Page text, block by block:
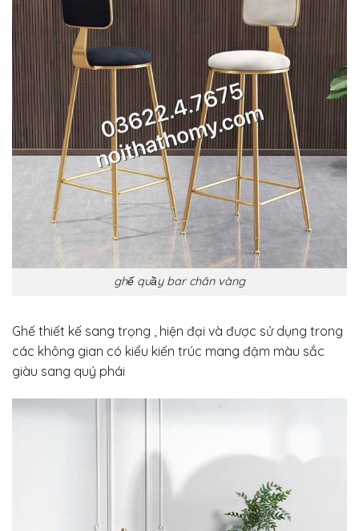
ghế quầy bar chân vàng
Ghế thiết kế sang trọng , hiện đại và được sử dụng trong
các không gian có kiểu kiến trúc mang đậm màu sắc
giàu sang quý phái